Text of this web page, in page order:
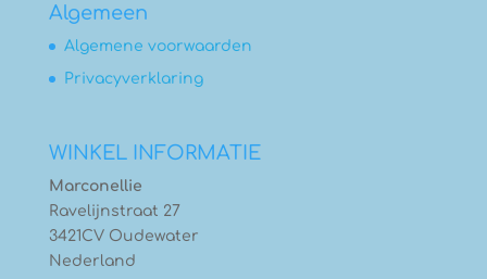
Algemeen
Algemene voorwaarden
Privacyverklaring
WINKEL INFORMATIE
Marconellie
Ravelijnstraat 27
3421CV Oudewater
Nederland